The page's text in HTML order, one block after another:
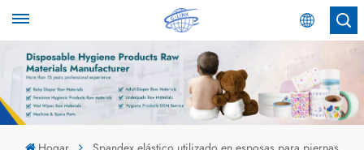
Español
English